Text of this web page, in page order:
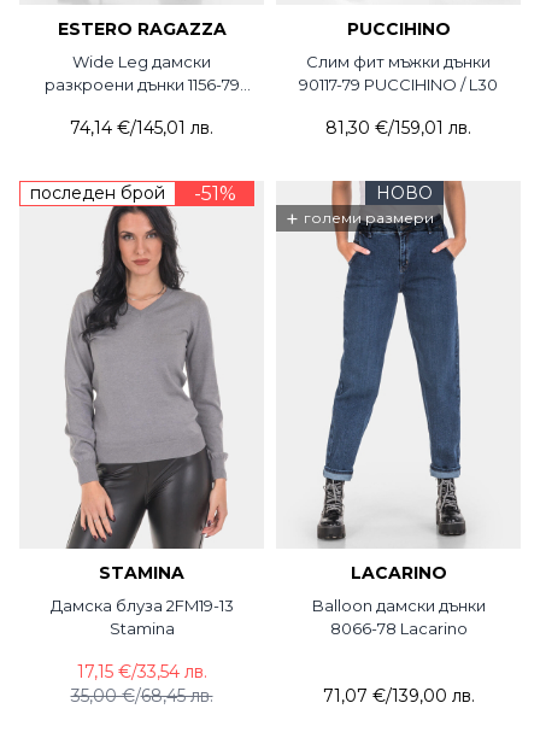
ESTERO RAGAZZA
Wide Leg дамски
разкроени дънки 1156-79
74,14 €/145,01 лв.
PUCCIHINO
Слим фит мъжки дънки
90117-79 PUCCIHINO / L30
81,30 €/159,01 лв.
последен брой -51%
STAMINA
Дамска блуза 2FM19-13
Stamina
35,00 €/68,45 лв.
17,15 €/33,54 лв.
НОВО
+ големи размери
LACARINO
Balloon дамски дънки
8066-78 Lacarino
71,07 €/139,00 лв.